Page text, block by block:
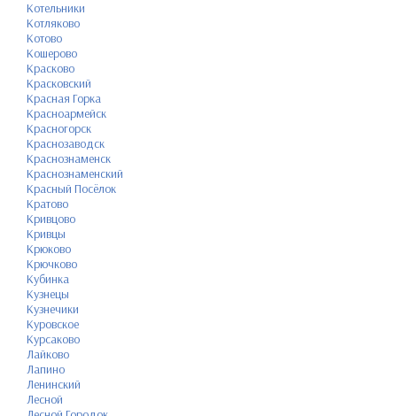
Котельники
Котляково
Котово
Кошерово
Красково
Красковский
Красная Горка
Красноармейск
Красногорск
Краснозаводск
Краснознаменск
Краснознаменский
Красный Посёлок
Кратово
Кривцово
Кривцы
Крюково
Крючково
Кубинка
Кузнецы
Кузнечики
Куровское
Курсаково
Лайково
Лапино
Ленинский
Лесной